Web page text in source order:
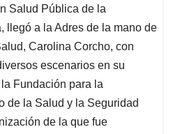
Salud Pública de la
llegó a la Adres de la mano de
Carolina Corcho, con
escenarios en su
Fundación para la
de la Salud y la Seguridad
de la que fue